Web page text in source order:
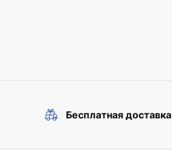
Бесплатная доставка